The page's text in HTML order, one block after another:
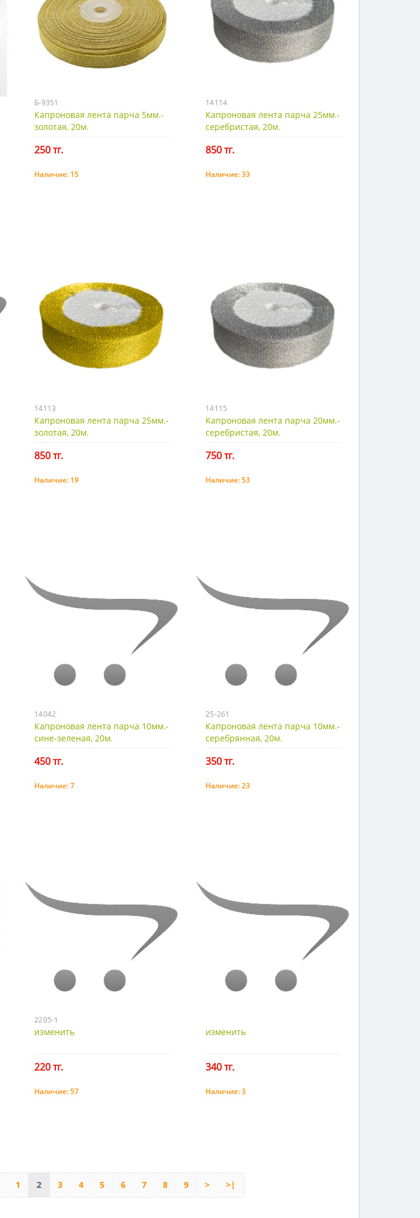
Б-9351
Капроновая лента парча 5мм.-
золотая, 20м.
250 тг.
Купить
Наличие: 15
14114
Капроновая лента парча 25мм.-
серебристая, 20м.
850 тг.
Купить
Наличие:33
14113
Капроновая лента парча 25мм.-
золотая, 20м.
850 тг.
Купить
Наличие: 19
14115
Капроновая лента парча 20мм.-
серебристая, 20м.
750 тг.
Купить
Наличие:53
14042
Капроновая лента парча 10мм.-
сине-зеленая, 20м.
450 тг.
Купить
Наличие:7
25-261
Капроновая лента парча 10мм.-
серебрянная, 20м.
350 тг.
Купить
Наличие:23
2205-1
изменить
220 тг.
Купить
Наличие:57
изменить
340 тг.
Купить
Наличие:3
1 2 3 4 5 6 7 8 9 > >|